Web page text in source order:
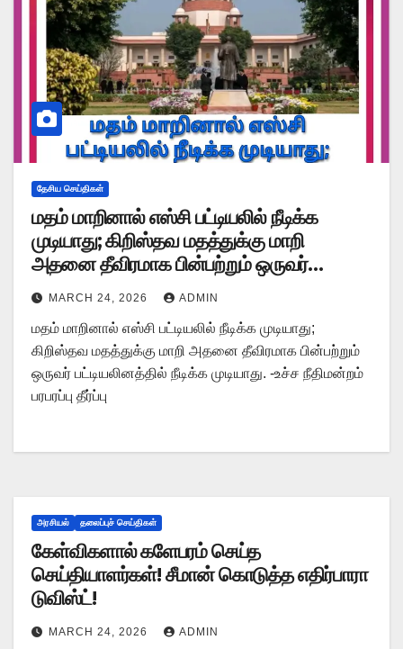
தேசிய செய்திகள்
மதம் மாறினால் எஸ்சி பட்டியலில் நீடிக்க
முடியாது; கிறிஸ்தவ மதத்துக்கு மாறி
அதனை தீவிரமாக பின்பற்றும் ஒருவர்
பட்டியலினத்தில் நீடிக்க முடியாது -உச்ச
நீதிமன்றம் பரபரப்பு தீர்ப்பு
MARCH 24, 2026 ADMIN
மதம் மாறினால் எஸ்சி பட்டியலில் நீடிக்க முடியாது;
கிறிஸ்தவ மதத்துக்கு மாறி அதனை தீவிரமாக பின்பற்றும்
ஒருவர் பட்டியலினத்தில் நீடிக்க முடியாது. -உச்ச நீதிமன்றம்
பரபரப்பு தீர்ப்பு
அரசியல் தலைப்புச் செய்திகள்
கேள்விகளால் களேபரம் செய்த
செய்தியாளர்கள்! சீமான் கொடுத்த எதிர்பாரா
டுவிஸ்ட்!
MARCH 24, 2026 ADMIN